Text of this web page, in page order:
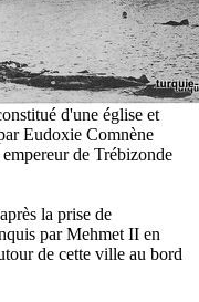
d'une église et
Eudoxie Comnène
de Trébizonde
la prise de
par Mehmet II en
de cette ville au bord